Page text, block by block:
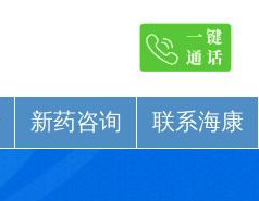
新药咨询 联系海康